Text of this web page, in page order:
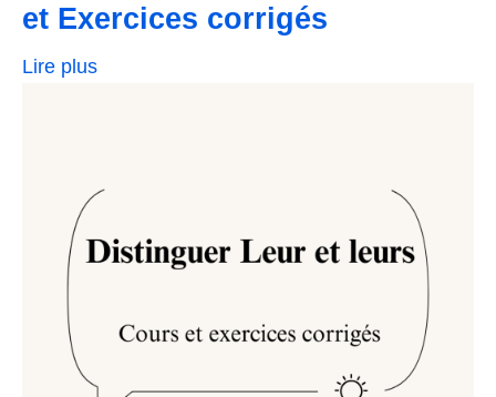
et Exercices corrigés
Lire plus